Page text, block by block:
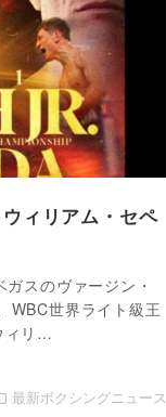
ィリアム・セペ
スのヴァージン・
WBC世界ライト級王
ィリ…
最新ボクシングニュース